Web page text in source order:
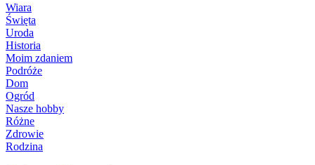
Wiara
Święta
Uroda
Historia
Moim zdaniem
Podróże
Dom
Ogród
Nasze hobby
Różne
Zdrowie
Rodzina